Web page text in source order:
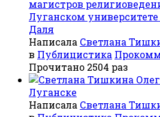
магистров
Луганском
Даля
Написала Светлана
в Публицистика
Прочитано 2504 раз
Луганске
Написала Светлана